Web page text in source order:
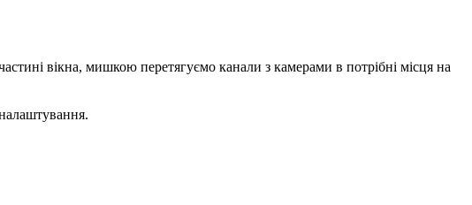
вікна, мишкою перетягуємо канали з камерами в потрібні місця на